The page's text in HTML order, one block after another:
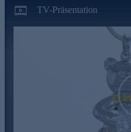
TV-Präsentation